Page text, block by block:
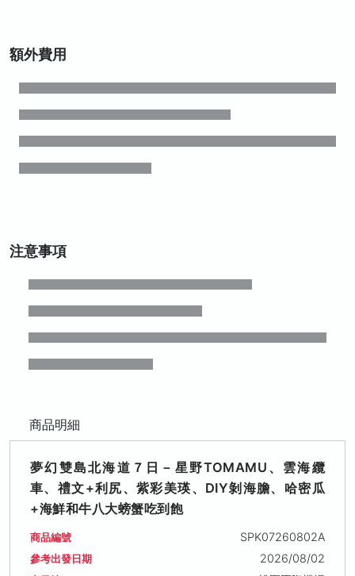
額外費用
注意事項
商品明細
夢幻雙島北海道７日－星野TOMAMU、雲海纜
車、禮文+利尻、紫彩美瑛、DIY剝海膽、哈密瓜
+海鮮和牛八大螃蟹吃到飽
商品編號 SPK07260802A
參考出發日期 2026/08/02